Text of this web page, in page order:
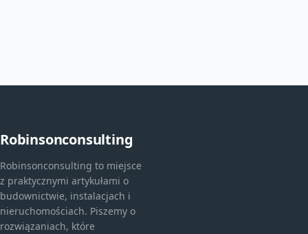
Robinsonconsulting
Robinsonconsulting to miejsce
z praktycznymi artykułami o
budownictwie, instalacjach i
nieruchomościach. Piszemy o
rozwiązaniach, które